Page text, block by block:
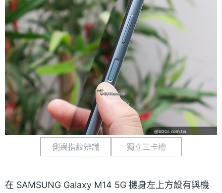
側邊指紋辨識 獨立三卡槽
在 SAMSUNG Galaxy M14 5G 機身左上方設有與機